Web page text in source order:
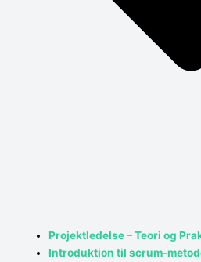
Projektledelse – Teori og
Introduktion til scrum-